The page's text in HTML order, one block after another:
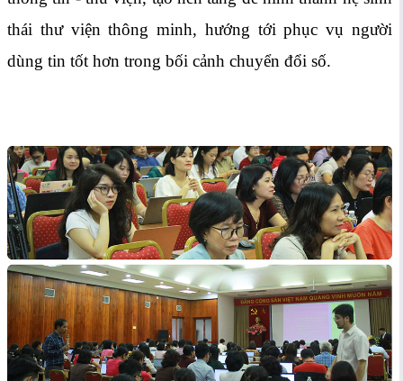
thái thư viện thông minh, hướng tới phục vụ người
dùng tin tốt hơn trong bối cảnh chuyển đổi số.